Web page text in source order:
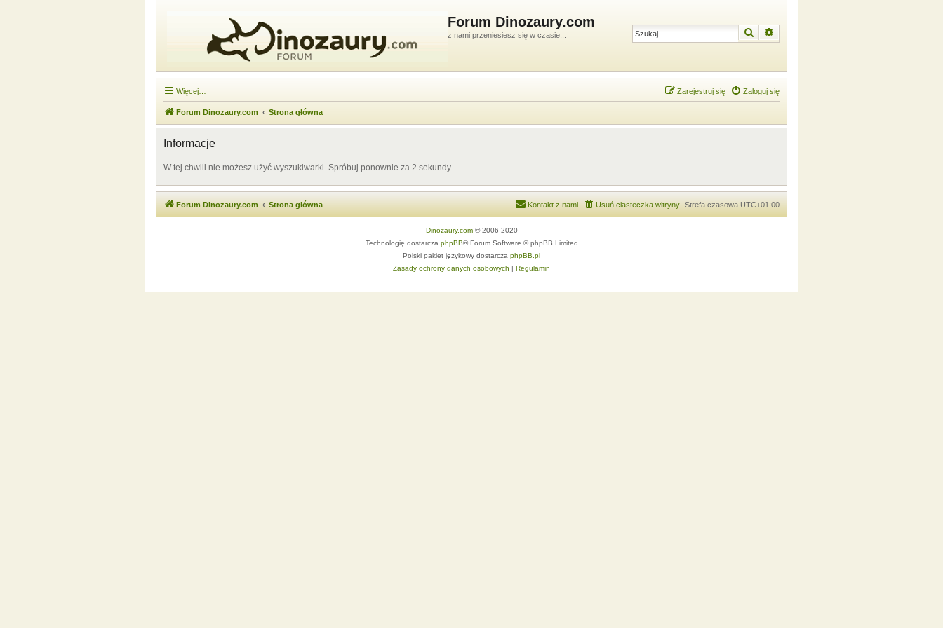
Forum Dinozaury.com
z nami przeniesiesz się w czasie... Szukaj
Więcej… Zaloguj się
Zarejestruj się
Forum Dinozaury.com Strona główna
Informacje
W tej chwili nie możesz użyć wyszukiwarki. Spróbuj ponownie za 2 sekundy.
Forum Dinozaury.com Strona główna Strefa czasowa UTC+01:00
Usuń ciasteczka witryny
Kontakt z nami
Dinozaury.com© 2006-2020
Technologię dostarcza phpBB® Forum Software © phpBB Limited
Polski pakiet językowy dostarcza phpBB.pl
Zasady ochrony danych osobowych | Regulamin